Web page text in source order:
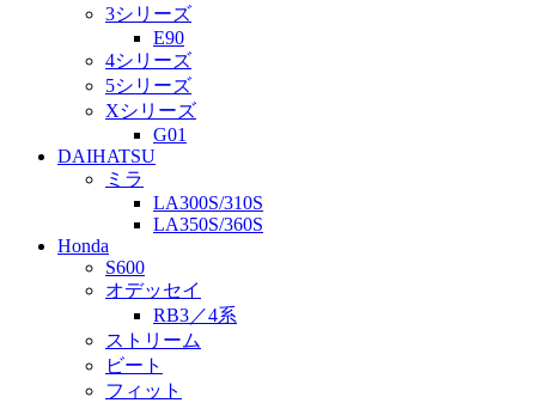
3シリーズ
E90
4シリーズ
5シリーズ
Xシリーズ
G01
DAIHATSU
ミラ
LA300S/310S
LA350S/360S
Honda
S600
オデッセイ
RB3／4系
ストリーム
ビート
フィット